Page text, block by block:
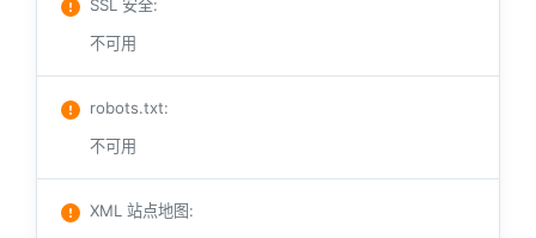
SSL 安全:
不可用
robots.txt:
不可用
XML 站点地图: